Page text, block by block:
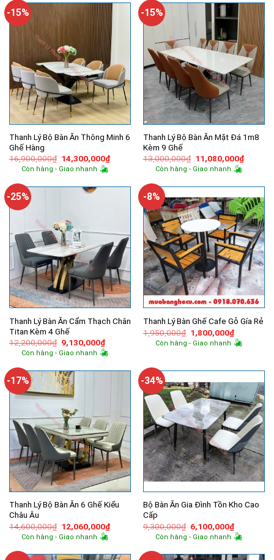
5,700,000₫.
-15%
Thanh Lý Bộ Bàn Ăn Thông Minh 6
Ghế Hàng
16,900,000₫ Giá
gốc
là:
14,300,000₫Giá
hiện
14,300,000₫.
Còn hàng - Giao nhanh
-15%
Thanh Lý Bộ Bàn Ăn Mặt Đá 1m8
Kèm 9 Ghế
13,000,000₫ Giá
gốc
là:
11,080,000₫Giá
hiện
Còn hàng - Giao nhanh
-25%
Thanh Lý Bàn Ăn Cẩm Thạch Chân
Titan Kèm 4 Ghế
12,200,000₫ Giá
gốc
là:
9,130,000₫Giá
hiện
tại
9,130,000₫.
Còn hàng - Giao nhanh
-8%
Thanh Lý Bàn Ghế Cafe Gỗ Gía Rẻ
1,950,000₫ Giá
gốc
là:
1,800,000₫Giá
hiện
tại
Còn hàng - Giao nhanh
-17%
Thanh Lý Bộ Bàn Ăn 6 Ghế Kiểu
Châu Âu
14,600,000₫ Giá
gốc
là:
12,060,000₫Giá
hiện
12,060,000₫.
Còn hàng - Giao nhanh
-34%
Bộ Bàn Ăn Gia Đình Tồn Kho Cao
Cấp
9,300,000₫ Giá
gốc
là:
6,100,000₫Giá
hiện
tại
Còn hàng - Giao nhanh